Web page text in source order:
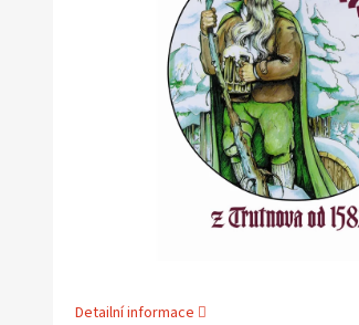
Detailní informace